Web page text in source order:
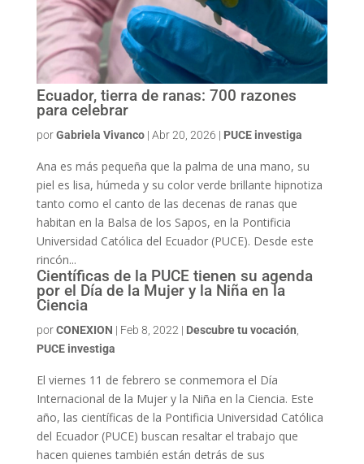
Ecuador, tierra de ranas: 700 razones
para celebrar
porGabriela Vivanco| Abr 20, 2026 | PUCE investiga
Ana es más pequeña que la palma de una mano, su
piel es lisa, húmeda y su color verde brillante hipnotiza
tanto como el canto de las decenas de ranas que
habitan en la Balsa de los Sapos, en la Pontificia
Universidad Católica del Ecuador (PUCE). Desde este
rincón...
Científicas de la PUCE tienen su agenda
por el Día de la Mujer y la Niña en la
Ciencia
porCONEXION | Feb 8, 2022 | Descubre tu vocación
PUCE investiga
El viernes 11 de febrero se conmemora el Día
Internacional de la Mujer y la Niña en la Ciencia. Este
año, las científicas de la Pontificia Universidad Católica
del Ecuador (PUCE) buscan resaltar el trabajo que
hacen quienes también están detrás de sus